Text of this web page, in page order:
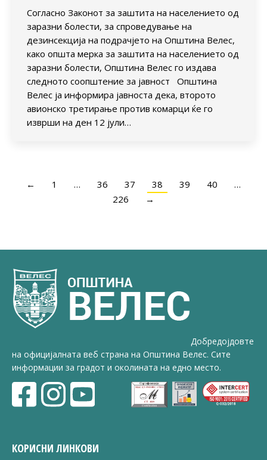
Согласно Законот за заштита на населението од
заразни болести, за спроведување на
дезинсекција на подрачјето на Општина Велес,
како општа мерка за заштита на населението од
заразни болести, Општина Велес го издава
следното соопштение за јавност Општина
Велес ја информира јавноста дека, второто
авионско третирање против комарци ќе го
изврши на ден 12 јули…
← 1 … 36 37 38 39 40
…
226
→
Добредојдовте
на официјалната веб страна на Општина Велес. Сите
информации за градот и околината на едно место.
КОРИСНИ ЛИНКОВИ